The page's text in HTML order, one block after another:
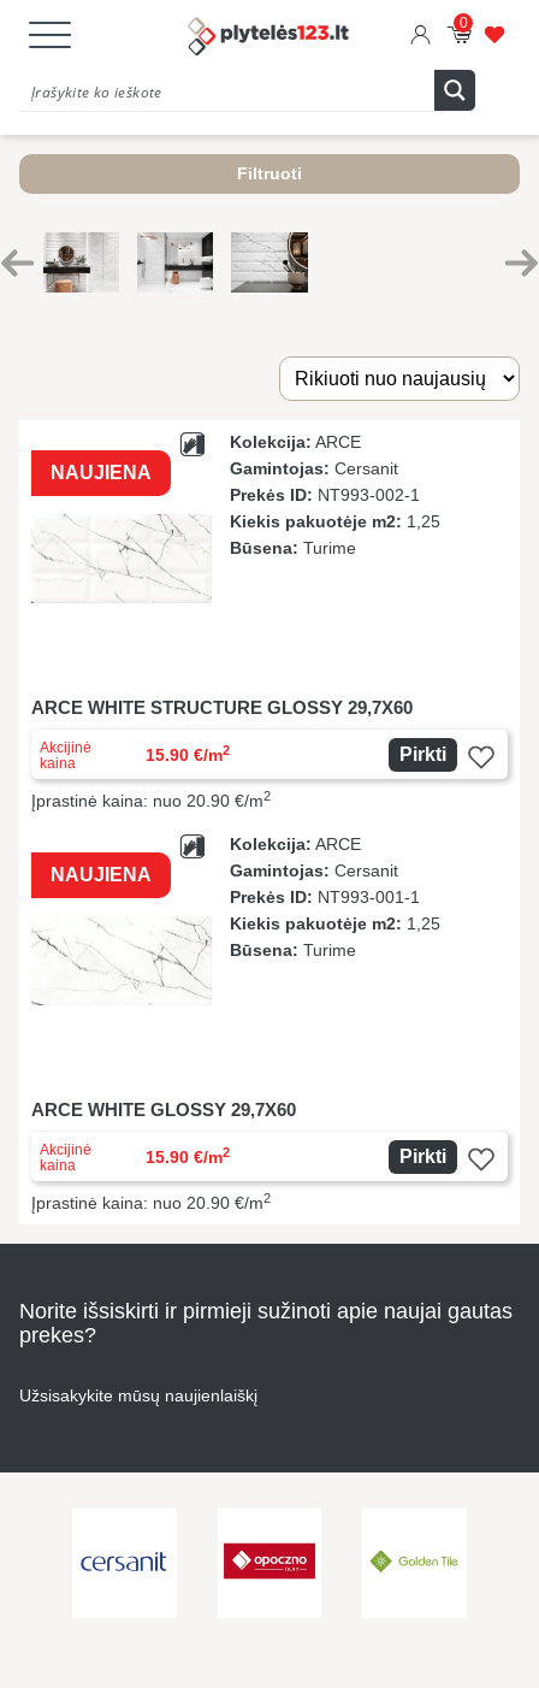
0
Filtruoti
NAUJIENA
Kolekcija: ARCE
Gamintojas: Cersanit
Prekės ID: NT993-002-1
Kiekis pakuotėje m2: 1,25
Būsena: Turime
ARCE WHITE STRUCTURE GLOSSY 29,7X60
Akcijinė
kaina
15.90 €/m2 Pirkti
Įprastinė kaina: nuo 20.90 €/m2
NAUJIENA
Kolekcija: ARCE
Gamintojas: Cersanit
Prekės ID: NT993-001-1
Kiekis pakuotėje m2: 1,25
Būsena: Turime
ARCE WHITE GLOSSY 29,7X60
Akcijinė
kaina
15.90 €/m2 Pirkti
Įprastinė kaina: nuo 20.90 €/m2
Norite išsiskirti ir pirmieji sužinoti apie naujai gautas
prekes?
Užsisakykite mūsų naujienlaiškį